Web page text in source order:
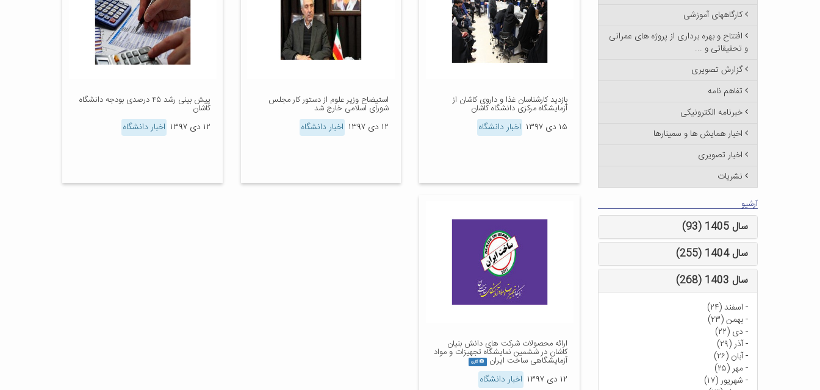
بازدید کارشناسان غذا و داروی کاشان از
آزمایشگاه مرکزی دانشگاه کاشان
۱۵ دی ۱۳۹۷ اخبار دانشگاه
استیضاح وزیر علوم از دستور کار مجلس
شورای اسلامی خارج شد
۱۲ دی ۱۳۹۷ اخبار دانشگاه
پیش بینی رشد ۴۵ درصدی بودجه دانشگاه
کاشان
۱۲ دی ۱۳۹۷ اخبار دانشگاه
ارائه محصولات شرکت های دانش بنیان
کاشان در ششمین نمایشگاه تجهیزات و مواد
آزمایشگاهی ساخت ایران گالری
۱۲ دی ۱۳۹۷ اخبار دانشگاه
کارگاههای آموزشی
افتتاح و بهره برداری از پروژه های عمرانی
و تحقیقاتی و ...
گزارش تصویری
تفاهم نامه
خبرنامه الکترونیکی
اخبار همایش ها و سمینارها
اخبار تصویری
نشریات
آرشیو
سال 1405 (93)
سال 1404 (255)
سال 1403 (268)
- اسفند (۲۴)
-بهمن (۲۳)
- دی (۲۲)
-آذر (۲۹)
-آبان (۲۶)
-مهر (۲۵)
- شهریور (۱۷)